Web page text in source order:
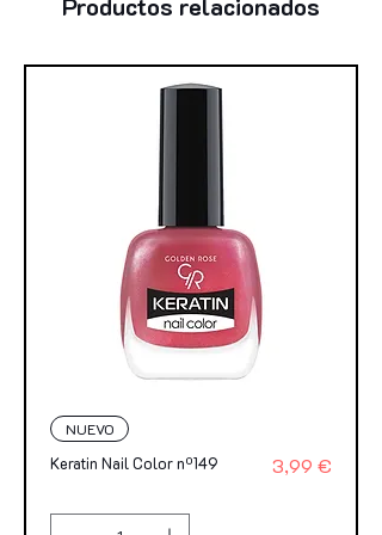
NUEVO
Keratin Nail Color nº149 Precio
3,99 €